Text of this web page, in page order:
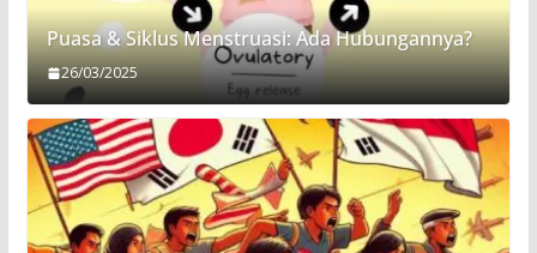
Puasa & Siklus Menstruasi: Ada Hubungannya?
26/03/2025